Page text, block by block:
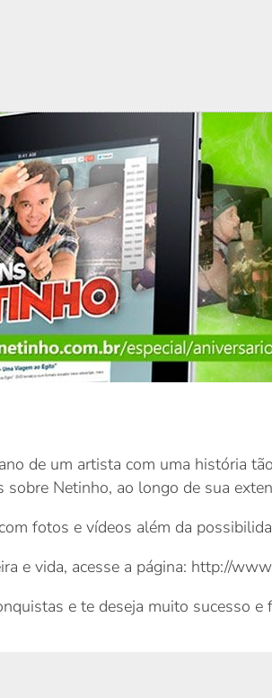
de um artista com uma história
Netinho, ao longo de sua
fotos e vídeos além da
e vida, acesse a página: http://
e te deseja muito sucesso e